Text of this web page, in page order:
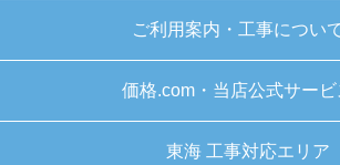
【注文商品】給湯器 【注文
ご利用案内・工事につい
価格.com・当店公式サービ
東海 工事対応エリア